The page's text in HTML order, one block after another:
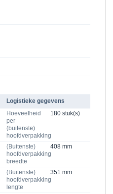
Logistieke gegevens
Hoeveelheid
per
(buitenste)
hoofdverpakking
180 stuk(s)
(Buitenste)
hoofdverpakking
breedte
408 mm
(Buitenste)
hoofdverpakking
lengte
351 mm